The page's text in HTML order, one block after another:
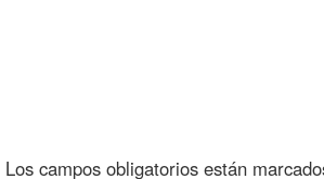
Los campos obligatorios están